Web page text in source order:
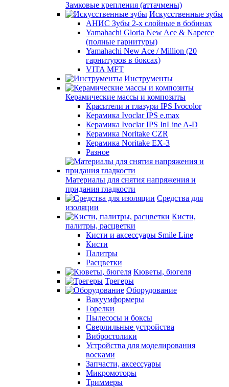
Замковые крепления (аттачмены)
Искусственные зубы
АНИС Зубы 2-х слойные в бобинах
Yamahachi Gloria New Ace & Naperce
(полные гарнитуры)
Yamahachi New Ace / Million (20
гарнитуров в боксах)
VITA MFT
Инструменты
Керамические массы и композиты
Красители и глазури IPS Ivocolor
Керамика Ivoclar IPS e.max
Керамика Ivoclar IPS InLine A-D
Керамика Noritake CZR
Керамика Noritake EX-3
Разное
Материалы для снятия напряжения и
придания гладкости
Средства для
изоляции
Кисти,
палитры, расцветки
Кисти и аксессуары Smile Line
Кисти
Палитры
Расцветки
Кюветы, бюгеля
Трегеры
Оборудование
Вакуумформеры
Горелки
Пылесосы и боксы
Сверлильные устройства
Вибростолики
Устройства для моделирования
восками
Запчасти, аксессуары
Микромоторы
Триммеры